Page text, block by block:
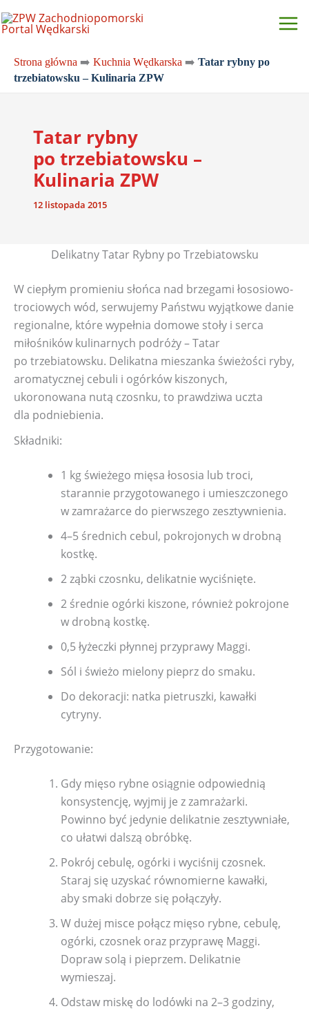
do
Strona główna ➡️ Kuchnia Wędkarska ➡️ Tatar rybny po
trzebiatowsku – Kulinaria ZPW
Tatar rybny
po trzebiatowsku –
Kulinaria ZPW
12 listopada 2015
Delikatny Tatar Rybny po Trzebiatowsku
W ciepłym promieniu słońca nad brzegami łososiowo-
trociowych wód, serwujemy Państwu wyjątkowe danie
regionalne, które wypełnia domowe stoły i serca
miłośników kulinarnych podróży – Tatar
po trzebiatowsku. Delikatna mieszanka świeżości ryby,
aromatycznej cebuli i ogórków kiszonych,
ukoronowana nutą czosnku, to prawdziwa uczta
dla podniebienia.
Składniki:
1 kg świeżego mięsa łososia lub troci,
starannie przygotowanego i umieszczonego
w zamrażarce do pierwszego zesztywnienia.
4–5 średnich cebul, pokrojonych w drobną
kostkę.
2 ząbki czosnku, delikatnie wyciśnięte.
2 średnie ogórki kiszone, również pokrojone
w drobną kostkę.
0,5 łyżeczki płynnej przyprawy Maggi.
Sól i świeżo mielony pieprz do smaku.
Do dekoracji: natka pietruszki, kawałki
cytryny.
Przygotowanie:
Gdy mięso rybne osiągnie odpowiednią
konsystencję, wyjmij je z zamrażarki.
Powinno być jedynie delikatnie zesztywniałe,
co ułatwi dalszą obróbkę.
Pokrój cebulę, ogórki i wyciśnij czosnek.
Staraj się uzyskać równomierne kawałki,
aby smaki dobrze się połączyły.
W dużej misce połącz mięso rybne, cebulę,
ogórki, czosnek oraz przyprawę Maggi.
Dopraw solą i pieprzem. Delikatnie
wymieszaj.
Odstaw miskę do lodówki na 2–3 godziny,